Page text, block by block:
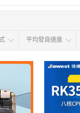
平均發貨速度